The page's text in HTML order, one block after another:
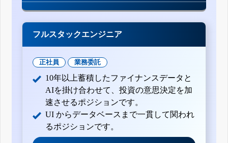
フルスタックエンジニア
正社員 業務委託
10年以上蓄積したファイナンスデータと
AIを掛け合わせて、投資の意思決定を加
速させるポジションです。
UI からデータベースまで一貫して関われ
るポジションです。